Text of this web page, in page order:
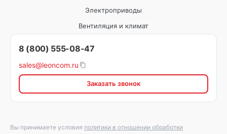
Электроприводы
Вентиляция и климат
8 (800) 555-08-47
sales@leoncom.ru
Заказать звонок
Вы принимаете условия политики в отношении обработки